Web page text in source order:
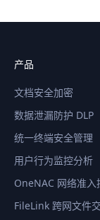
产品
文档安全加密
数据泄漏防护 DLP
统一终端安全管理
用户行为监控分析
OneNAC 网络准入
FileLink 跨网文件